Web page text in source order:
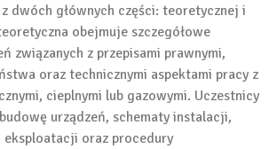
z dwóch głównych części: teoretycznej i
obejmuje szczegółowe
związanych z przepisami prawnymi,
oraz technicznymi aspektami pracy z
cieplnymi lub gazowymi. Uczestnicy
urządzeń, schematy instalacji,
eksploatacji oraz procedury